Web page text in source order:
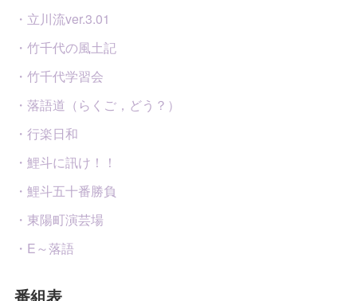
・立川流ver.3.01
・竹千代の風土記
・竹千代学習会
・落語道（らくご，どう？）
・行楽日和
・鯉斗に訊け！！
・鯉斗五十番勝負
・東陽町演芸場
・E～落語
番組表